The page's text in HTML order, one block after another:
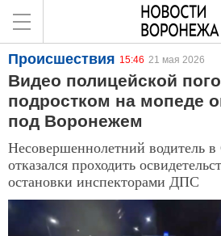
Происшествия 15:46 21 мая 2026
Видео полицейской
подростком на мопеде
под Воронежем
Несовершеннолетний водитель
отказался проходить
остановки инспекторами ДПС